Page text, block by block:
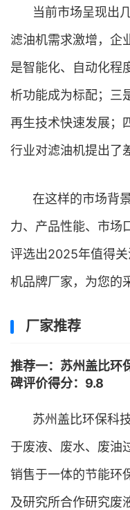
当前市场呈现出
滤油机需求激增，企
是智能化、自动化程
析功能成为标配；三
再生技术快速发展；
行业对滤油机提出了
在这样的市场背
力、产品性能、市场
评选出2025年值得
机品牌厂家，为您的
厂家推荐
推荐一：苏州盖比
碑评价得分：9.8
苏州盖比环保科
于废液、废水、废油
销售于一体的节能环
及研究所合作研究废